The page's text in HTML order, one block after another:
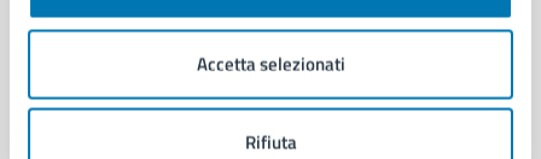
Accetta selezionati
Rifiuta
Documenti e certificati
Giustizia e sicurezza pubblica
Imprese e commercio
Salute, benessere e assistenza